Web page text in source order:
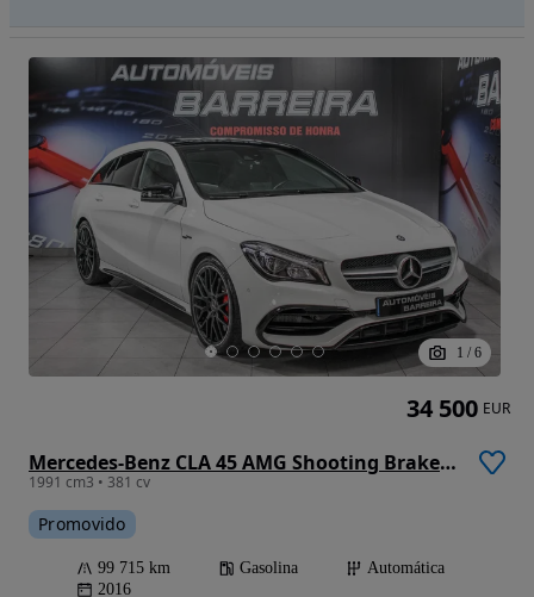
1 / 6
Mercedes-Benz CLA 45 AMG Shooting Brake 4-Matic
1991 cm3 • 381 cv
Promovido
99 715 km Gasolina
Automática
2016
34 500 EUR